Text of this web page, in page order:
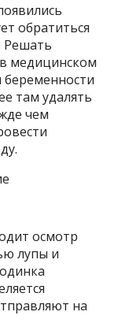
обратиться
Решать
медицинском
там удалять
чем
осмотр
лупы и
на